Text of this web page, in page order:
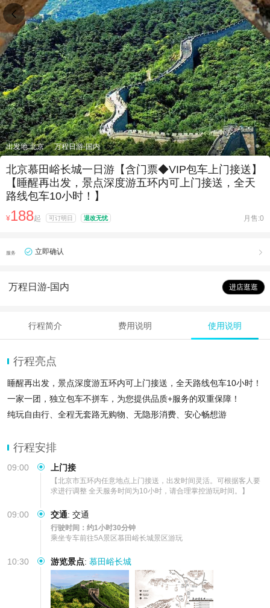
出发地:北京 万程日游-国内
北京慕田峪长城一日游【含门票◆VIP包车上门接送】
【睡醒再出发，景点深度游五环内可上门接送，全天
路线包车10小时！】
¥188起 可订明日 退改无忧 月售:0
服务 立即确认 
万程日游-国内 进店逛逛
行程简介 费用说明 使用说明
行程亮点
睡醒再出发，景点深度游五环内可上门接送，全天路线包车10小时！
一家一团，独立包车不拼车，为您提供品质+服务的双重保障！
纯玩自由行、全程无套路无购物、无隐形消费、安心畅想游
行程安排
09:00 上门接
【北京市五环内任意地点上门接送，出发时间灵活。可根据客人要
求进行调整 全天服务时间为10小时，请合理掌控游玩时间。】
09:00 交通: 交通
行驶时间：约1小时30分钟
乘坐专车前往5A景区慕田峪长城景区游玩
10:30 游览景点: 慕田峪长城
